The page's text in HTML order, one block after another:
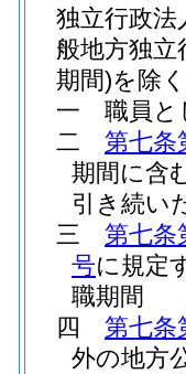
独立行政法
般地方独
期間)を除
一
職員と
二
第七条
期間に含
引き続い
三
第七条
号に規定
職期間
四
第七条
外の地方